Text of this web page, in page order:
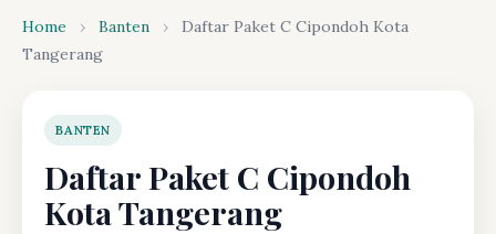
Home › Banten ›
Daftar Paket C Cipondoh Kota
Tangerang
BANTEN
Daftar Paket C Cipondoh
Kota Tangerang